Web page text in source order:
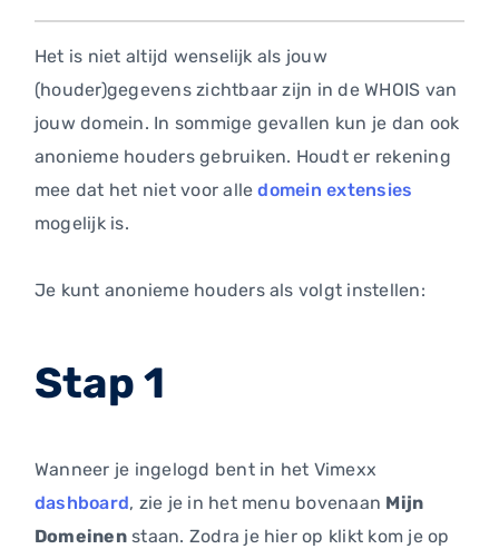
Het is niet altijd wenselijk als jouw
(houder)gegevens zichtbaar zijn in de WHOIS van
jouw domein. In sommige gevallen kun je dan ook
anonieme houders gebruiken. Houdt er rekening
mee dat het niet voor alledomein extensies
mogelijk is.
Je kunt anonieme houders als volgt instellen:
Stap 1
Wanneer je ingelogd bent in het Vimexx
dashboard, zie je in het menu bovenaan Mijn
Domeinenstaan. Zodra je hier op klikt kom je op